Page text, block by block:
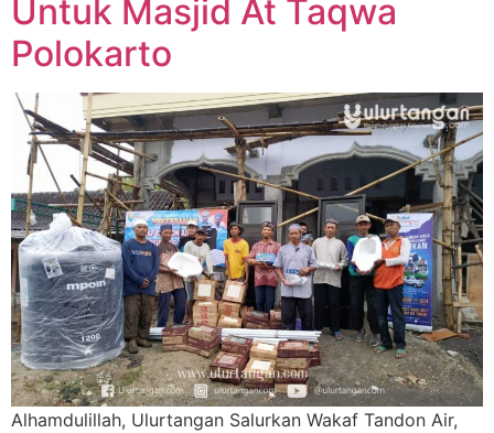
Untuk Masjid At Taqwa
Polokarto
Alhamdulillah, Ulurtangan Salurkan Wakaf Tandon Air,